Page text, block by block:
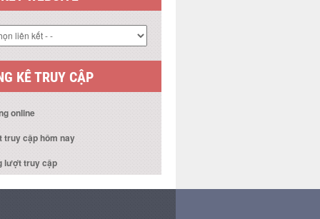
KÊ TRUY CẬP
online
truy cập hôm nay
lượt truy cập